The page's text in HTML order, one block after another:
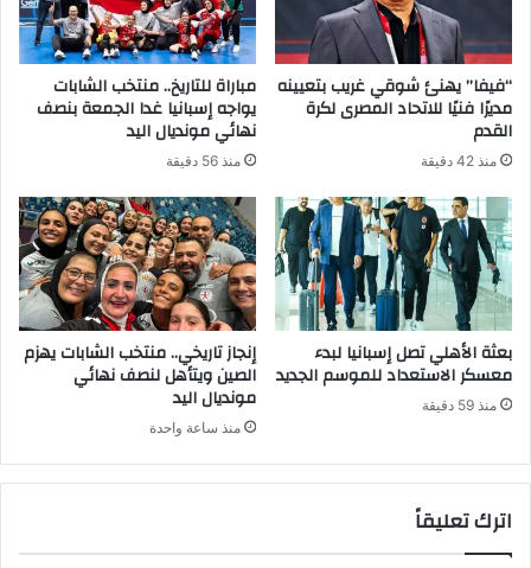
“فيفا” يهنئ شوقي غريب بتعيينه
مديرًا فنيًا للاتحاد المصرى لكرة
القدم
منذ 42 دقيقة
مباراة للتاريخ.. منتخب الشابات
يواجه إسبانيا غدا الجمعة بنصف
نهائي مونديال اليد
منذ 56 دقيقة
بعثة الأهلي تصل إسبانيا لبدء
معسكر الاستعداد للموسم الجديد
منذ 59 دقيقة
إنجاز تاريخي.. منتخب الشابات يهزم
الصين ويتأهل لنصف نهائي
مونديال اليد
منذ ساعة واحدة
اترك تعليقاً